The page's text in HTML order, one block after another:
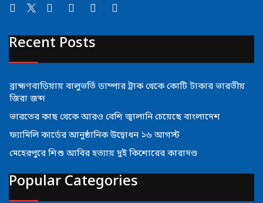
Recent Posts
ব্রাহ্মণবাড়িয়ায় বালুভর্তি ডাম্পার ট্রাক থেকে কোটি টাকার ভারতীয়
জিরা জব্দ
ভারতের কাছ থেকে আরও বেশি জ্বালানি চেয়েছে বাংলাদেশ
ফ্যামিলি কার্ডের আনুষ্ঠানিক উদ্বোধন ১৬ আগস্ট
মেহেরপুরে শিশু আবির হত্যায় দুই কিশোরের কারাদণ্ড
Popular Categories